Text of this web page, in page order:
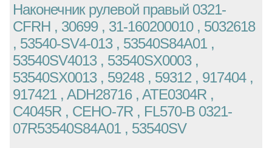
Наконечник рулевой правый 0321-
CFRH , 30699 , 31-160200010 , 5032618
, 53540-SV4-013 , 53540S84A01 ,
53540SV4013 , 53540SX0003 ,
53540SX0013 , 59248 , 59312 , 917404 ,
917421 , ADH28716 , ATE0304R ,
C4045R , CEHO-7R , FL570-B 0321-
07R53540S84A01 , 53540SV